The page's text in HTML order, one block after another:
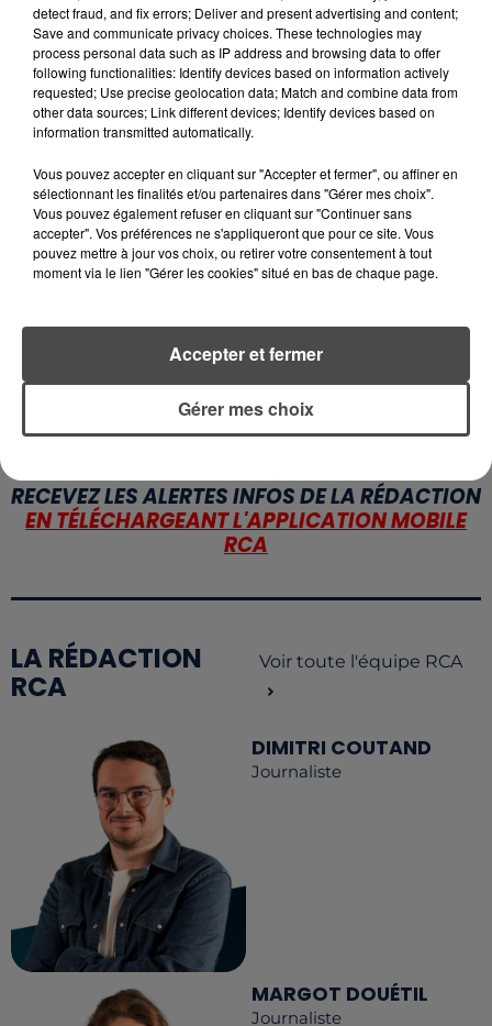
5 août 2026
MANGER SAINEMENT COÛTE 25 %
PLUS CHER QU'IL Y A CINQ ANS,
ALERTE L’ONU
QUELLES SONT LES MARQUES QUI
OFFRENT LE MEILLEUR RAPPORT...
5 août 2026
L'INVASION CET ÉTÉ...
RETROUVEZ TOUTE L'ACTU DE LA RÉGION ET
RECEVEZ LES ALERTES INFOS DE LA RÉDACTION
EN TÉLÉCHARGEANT L'APPLICATION MOBILE
RCA
LA RÉDACTION
RCA
Voir toute l'équipe RCA
DIMITRI COUTAND
Journaliste
MARGOT DOUÉTIL
Journaliste
detect fraud, and fix errors; Deliver and present advertising and content;
Save and communicate privacy choices. These technologies may
process personal data such as IP address and browsing data to offer
following functionalities: Identify devices based on information actively
requested; Use precise geolocation data; Match and combine data from
other data sources; Link different devices; Identify devices based on
information transmitted automatically.
Vous pouvez accepter en cliquant sur "Accepter et fermer", ou affiner en
sélectionnant les finalités et/ou partenaires dans "Gérer mes choix".
Vous pouvez également refuser en cliquant sur "Continuer sans
accepter". Vos préférences ne s'appliqueront que pour ce site. Vous
pouvez mettre à jour vos choix, ou retirer votre consentement à tout
moment via le lien "Gérer les cookies" situé en bas de chaque page.
Gérer mes choix
Accepter et fermer